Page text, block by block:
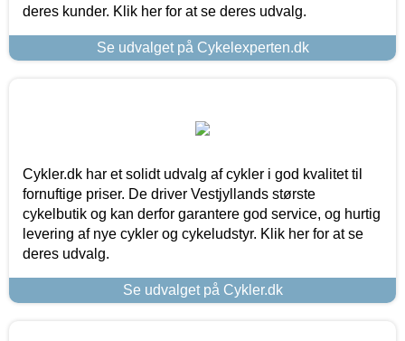
deres kunder. Klik her for at se deres udvalg.
Se udvalget på Cykelexperten.dk
Cykler.dk har et solidt udvalg af cykler i god kvalitet til
fornuftige priser. De driver Vestjyllands største
cykelbutik og kan derfor garantere god service, og hurtig
levering af nye cykler og cykeludstyr. Klik her for at se
deres udvalg.
Se udvalget på Cykler.dk